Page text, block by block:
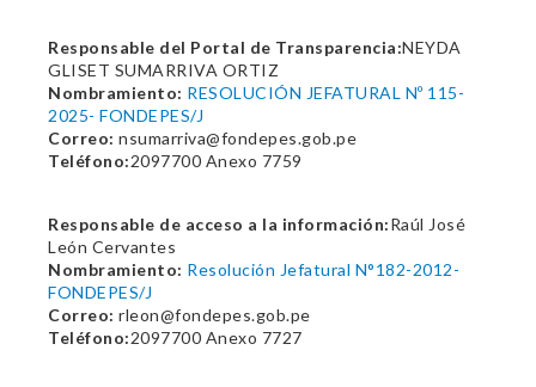
Responsable del Portal de Transparencia:NEYDA
GLISET SUMARRIVA ORTIZ
Nombramiento: RESOLUCIÓN JEFATURAL Nº 115-
2025- FONDEPES/J
Correo: nsumarriva@fondepes.gob.pe
Teléfono:2097700 Anexo 7759
Responsable de acceso a la información:Raúl José
León Cervantes
Nombramiento: Resolución Jefatural N°182-2012-
FONDEPES/J
Correo: rleon@fondepes.gob.pe
Teléfono:2097700 Anexo 7727